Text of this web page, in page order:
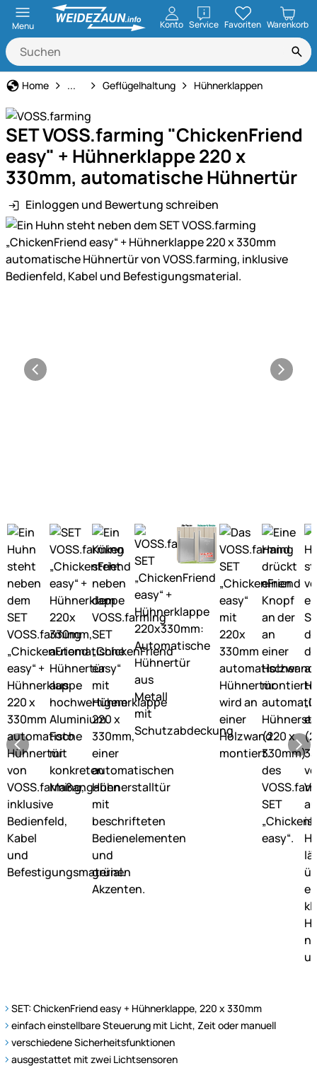
Menu Konto ServiceöffnenFavoriten Warenkorb
Home Tierbedarf
... Geflügelhaltung Hühnerklappen
SET VOSS.farming "ChickenFriend
easy" + Hühnerklappe 220 x
330mm, automatische Hühnertür
Einloggen und Bewertung schreiben
Produktgalerie
SET: ChickenFriend easy + Hühnerklappe, 220 x 330mm
einfach einstellbare Steuerung mit Licht, Zeit oder manuell
verschiedene Sicherheitsfunktionen
ausgestattet mit zwei Lichtsensoren